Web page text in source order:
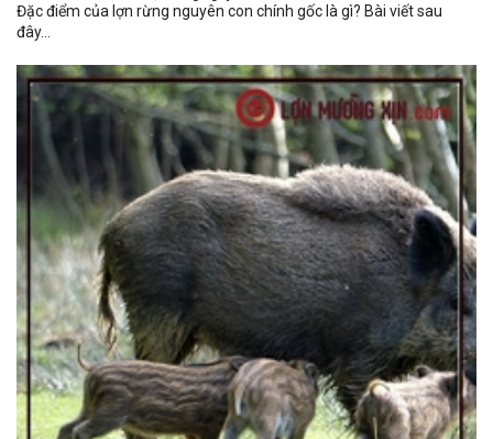
Đặc điểm của lợn rừng nguyên con chính gốc là gì? Bài viết sau
đây...